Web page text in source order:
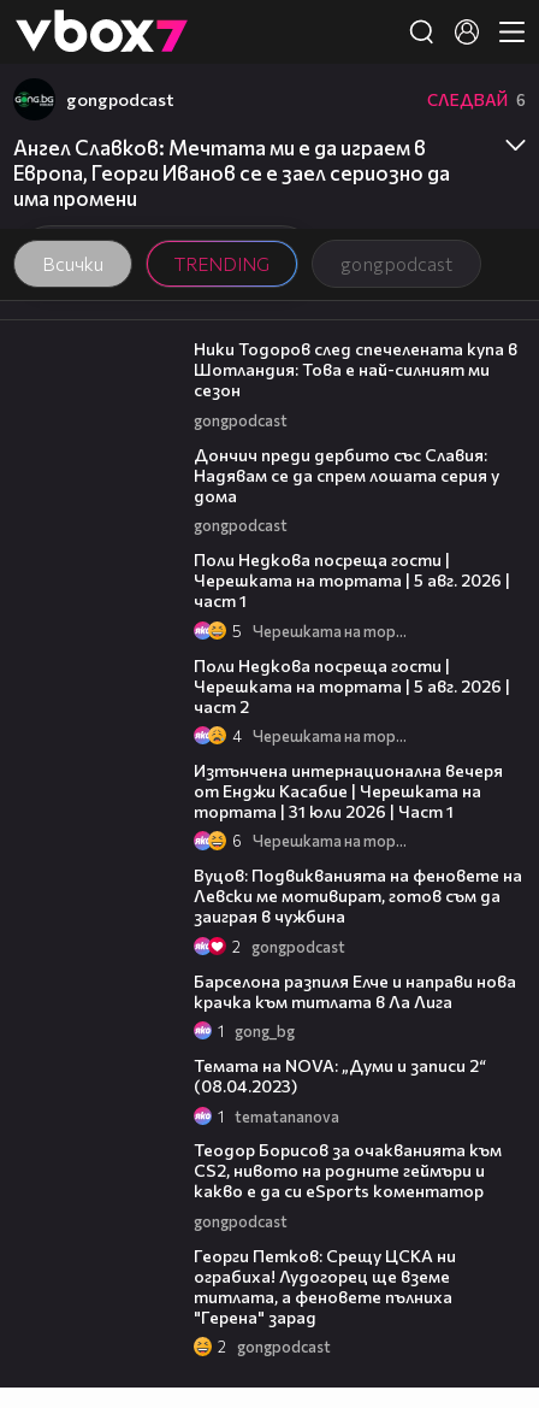
👾
Всички TRENDING gongpodcast
gongpodcast СЛЕДВАЙ 6
Ангел Славков: Мечтата ми е да играем в
Европа, Георги Иванов се е заел сериозно да
има промени
17:33
Ники Тодоров след спечелената купа в
Шотландия: Това е най-силният ми
сезон
gongpodcast
Дончич преди дербито със Славия:
Надявам се да спрем лошата серия у
дома
gongpodcast
Поли Недкова посреща гости |
Черешката на тортата | 5 авг. 2026 |
част 1
5 Черешката на тортата
Поли Недкова посреща гости |
Черешката на тортата | 5 авг. 2026 |
част 2
4 Черешката на тортата
Изтънчена интернационална вечеря
от Енджи Касабие | Черешката на
тортата | 31 юли 2026 | Част 1
6 Черешката на тортата
Вуцов: Подвикванията на феновете на
Левски ме мотивират, готов съм да
заиграя в чужбина
2 gongpodcast
Барселона разпиля Елче и направи нова
крачка към титлата в Ла Лига
1 gong_bg
Темата на NOVA: „Думи и записи 2“
(08.04.2023)
1 tematananova
Теодор Борисов за очакванията към
CS2, нивото на родните геймъри и
какво е да си eSports коментатор
gongpodcast
Георги Петков: Срещу ЦСКА ни
ограбиха! Лудогорец ще вземе
титлата, а феновете пълниха
"Герена" зарад
2 gongpodcast